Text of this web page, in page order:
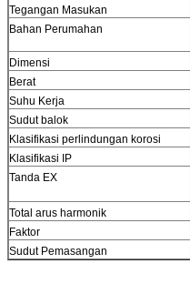
Tegangan Masukan
Bahan Perumahan
Dimensi
Berat
Suhu Kerja
Sudut balok
Klasifikasi perlindungan korosi
Klasifikasi IP
Tanda EX
Total arus harmonik
Faktor
Sudut Pemasangan